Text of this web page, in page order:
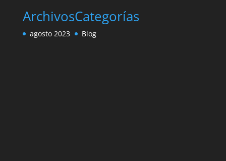
Archivos
agosto 2023
Categorías
Blog